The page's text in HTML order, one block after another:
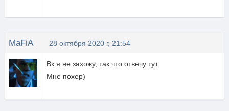
MaFiA 28 октября 2020 г, 21:54
Вк я не захожу, так что отвечу тут:
Мне похер)